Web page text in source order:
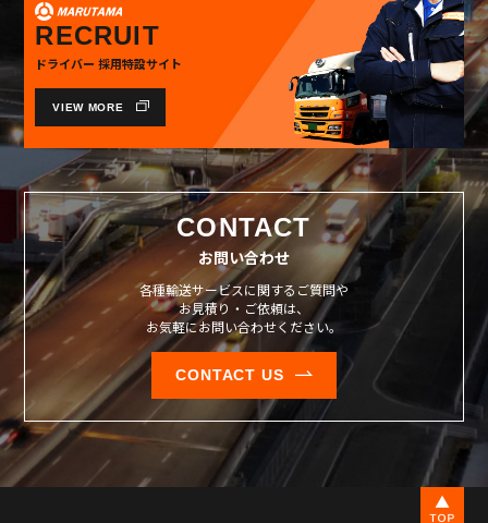
RECRUIT
ドライバー 採用特設サイト
VIEW MORE
CONTACT
お問い合わせ
各種輸送サービスに関するご質問や
お見積り・ご依頼は、
お気軽にお問い合わせください。
CONTACT US